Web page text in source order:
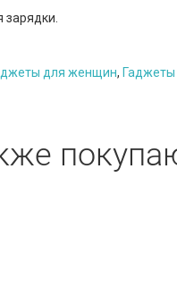
для женщин, Гаджеты